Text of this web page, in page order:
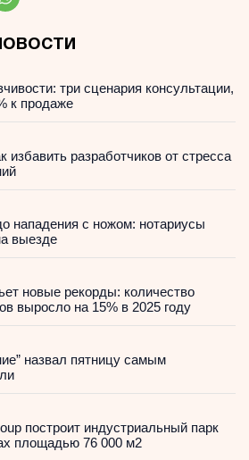
три сценария консультации,
к продаже
избавить разработчиков от стресса
нападения с ножом: нотариусы
выезде
новые рекорды: количество
выросло на 15% в 2025 году
назвал пятницу самым
построит индустриальный парк
площадью 76 000 м2